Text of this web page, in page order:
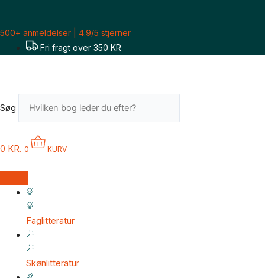
indholdet
500+ anmeldelser | 4.9/5 stjerner
Fri fragt over 350 KR
Søg
0 KR. 0 KURV
Faglitteratur
Skønlitteratur